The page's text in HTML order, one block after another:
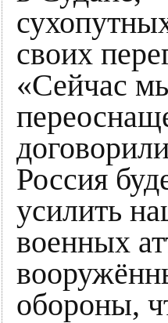
своих
«Сейчас
Россия
усилить
военных
обороны,